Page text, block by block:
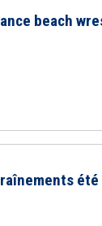
beach
été